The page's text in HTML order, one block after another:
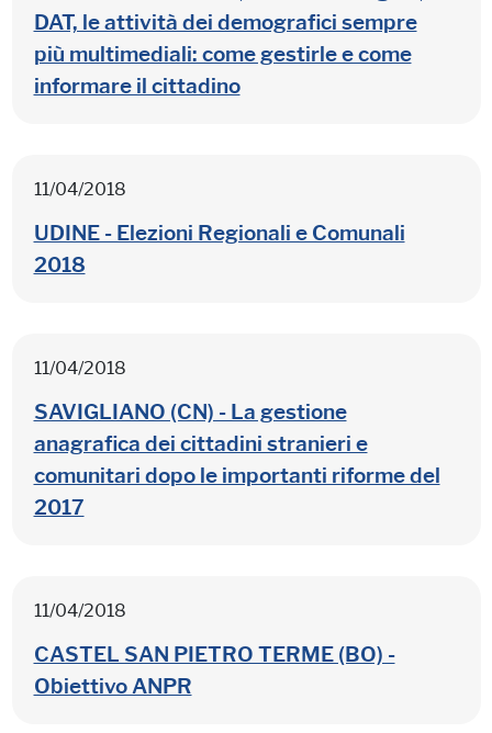
DAT, le attività dei demografici sempre
più multimediali: come gestirle e come
informare il cittadino
11/04/2018
UDINE - Elezioni Regionali e Comunali
2018
11/04/2018
SAVIGLIANO (CN) - La gestione
anagrafica dei cittadini stranieri e
comunitari dopo le importanti riforme del
2017
11/04/2018
CASTEL SAN PIETRO TERME (BO) -
Obiettivo ANPR